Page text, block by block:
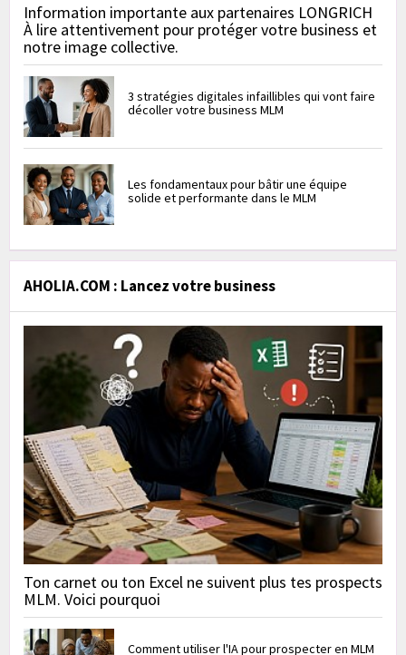
Information importante aux partenaires LONGRICH
À lire attentivement pour protéger votre business et
notre image collective.
3 stratégies digitales infaillibles qui vont faire
décoller votre business MLM
Les fondamentaux pour bâtir une équipe
solide et performante dans le MLM
AHOLIA.COM : Lancez votre business
Ton carnet ou ton Excel ne suivent plus tes prospects
MLM. Voici pourquoi
Comment utiliser l'IA pour prospecter en MLM